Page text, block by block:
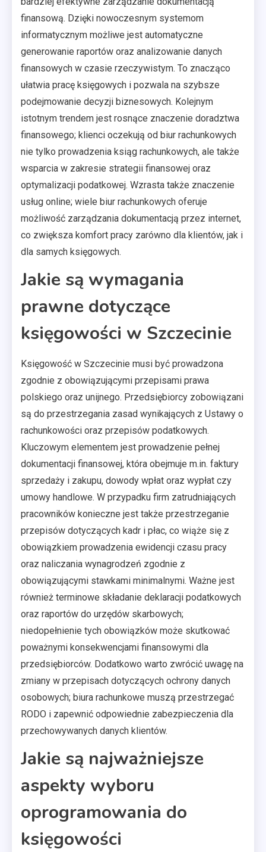
finansową. Dzięki nowoczesnym systemom
informatycznym możliwe jest automatyczne
generowanie raportów oraz analizowanie danych
finansowych w czasie rzeczywistym. To znacząco
ułatwia pracę księgowych i pozwala na szybsze
podejmowanie decyzji biznesowych. Kolejnym
istotnym trendem jest rosnące znaczenie doradztwa
finansowego; klienci oczekują od biur rachunkowych
nie tylko prowadzenia ksiąg rachunkowych, ale także
wsparcia w zakresie strategii finansowej oraz
optymalizacji podatkowej. Wzrasta także znaczenie
usług online; wiele biur rachunkowych oferuje
możliwość zarządzania dokumentacją przez internet,
co zwiększa komfort pracy zarówno dla klientów, jak i
dla samych księgowych.
Jakie są wymagania
prawne dotyczące
księgowości w Szczecinie
Księgowość w Szczecinie musi być prowadzona
zgodnie z obowiązującymi przepisami prawa
polskiego oraz unijnego. Przedsiębiorcy zobowiązani
są do przestrzegania zasad wynikających z Ustawy o
rachunkowości oraz przepisów podatkowych.
Kluczowym elementem jest prowadzenie pełnej
dokumentacji finansowej, która obejmuje m.in. faktury
sprzedaży i zakupu, dowody wpłat oraz wypłat czy
umowy handlowe. W przypadku firm zatrudniających
pracowników konieczne jest także przestrzeganie
przepisów dotyczących kadr i płac, co wiąże się z
obowiązkiem prowadzenia ewidencji czasu pracy
oraz naliczania wynagrodzeń zgodnie z
obowiązującymi stawkami minimalnymi. Ważne jest
również terminowe składanie deklaracji podatkowych
oraz raportów do urzędów skarbowych;
niedopełnienie tych obowiązków może skutkować
poważnymi konsekwencjami finansowymi dla
przedsiębiorców. Dodatkowo warto zwrócić uwagę na
zmiany w przepisach dotyczących ochrony danych
osobowych; biura rachunkowe muszą przestrzegać
RODO i zapewnić odpowiednie zabezpieczenia dla
przechowywanych danych klientów.
Jakie są najważniejsze
aspekty wyboru
oprogramowania do
księgowości